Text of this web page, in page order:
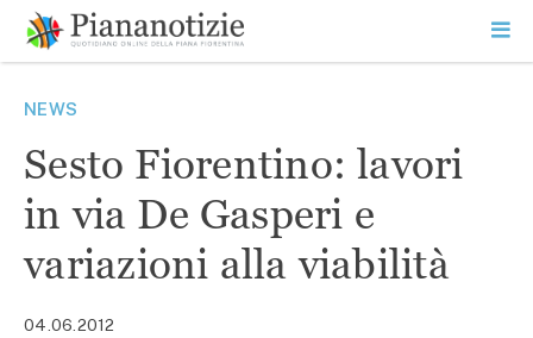
contenuto
SEARCH
NEWS
Sesto Fiorentino: lavori
in via De Gasperi e
variazioni alla viabilità
04.06.2012